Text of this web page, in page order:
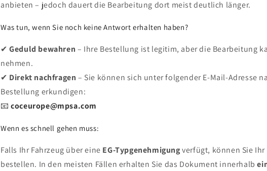
anbieten – jedoch dauert die Bearbeitung dort meist deutlich länger.
Was tun, wenn Sie noch keine Antwort erhalten haben?
✔Geduld bewahren – Ihre Bestellung ist legitim, aber die Bearbeitung
nehmen.
✔ Direkt nachfragen – Sie können sich unter folgender E-Mail-Adresse
Bestellung erkundigen:
📧coceurope@mpsa.com
Wenn es schnell gehen muss:
Falls Ihr Fahrzeug über eine EG-Typgenehmigungverfügt, können Sie Ihr
bestellen. In den meisten Fällen erhalten Sie das Dokument innerhalb